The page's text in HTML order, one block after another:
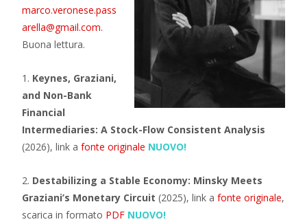
marco.veronese.pass
arella@gmail.com.
Buona lettura.
1. Keynes, Graziani,
and Non-Bank
Financial
Intermediaries: A Stock-Flow Consistent Analysis
(2026), link a fonte originale NUOVO!
2. Destabilizing a Stable Economy: Minsky Meets
Graziani’s Monetary Circuit (2025), link a fonte originale,
scarica in formato PDF NUOVO!